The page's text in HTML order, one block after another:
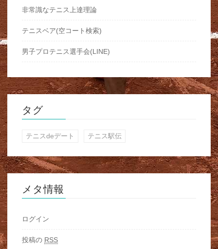
非常識なテニス上達理論
テニスベア(空コート検索)
男子プロテニス選手会(LINE)
タグ
テニスdeデート テニス駅伝
メタ情報
ログイン
投稿の RSS